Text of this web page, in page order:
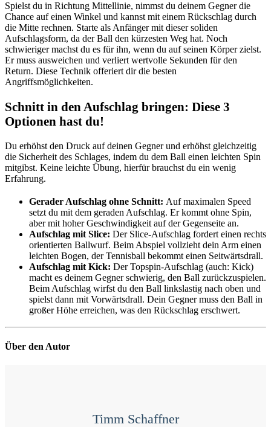
Spielst du in Richtung Mittellinie, nimmst du deinem Gegner die
Chance auf einen Winkel und kannst mit einem Rückschlag durch
die Mitte rechnen. Starte als Anfänger mit dieser soliden
Aufschlagsform, da der Ball den kürzesten Weg hat. Noch
schwieriger machst du es für ihn, wenn du auf seinen Körper zielst.
Er muss ausweichen und verliert wertvolle Sekunden für den
Return. Diese Technik offeriert dir die besten
Angriffsmöglichkeiten.
Schnitt in den Aufschlag bringen: Diese 3
Optionen hast du!
Du erhöhst den Druck auf deinen Gegner und erhöhst gleichzeitig
die Sicherheit des Schlages, indem du dem Ball einen leichten Spin
mitgibst. Keine leichte Übung, hierfür brauchst du ein wenig
Erfahrung.
Gerader Aufschlag ohne Schnitt: Auf maximalen Speed
setzt du mit dem geraden Aufschlag. Er kommt ohne Spin,
aber mit hoher Geschwindigkeit auf der Gegenseite an.
Aufschlag mit Slice: Der Slice-Aufschlag fordert einen rechts
orientierten Ballwurf. Beim Abspiel vollzieht dein Arm einen
leichten Bogen, der Tennisball bekommt einen Seitwärtsdrall.
Aufschlag mit Kick: Der Topspin-Aufschlag (auch: Kick)
macht es deinem Gegner schwierig, den Ball zurückzuspielen.
Beim Aufschlag wirfst du den Ball linkslastig nach oben und
spielst dann mit Vorwärtsdrall. Dein Gegner muss den Ball in
großer Höhe erreichen, was den Rückschlag erschwert.
Über den Autor
Timm Schaffner